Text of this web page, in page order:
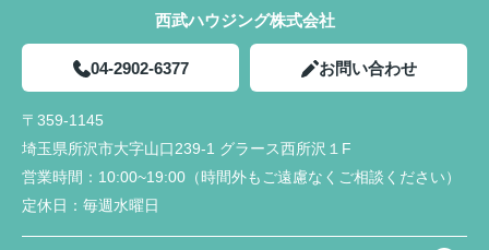
西武ハウジング株式会社
04-2902-6377 お問い合わせ
〒359-1145
埼玉県所沢市大字山口239-1 グラース西所沢１F
営業時間： 10:00~19:00（時間外もご遠慮なくご相談ください）
定休日： 毎週水曜日